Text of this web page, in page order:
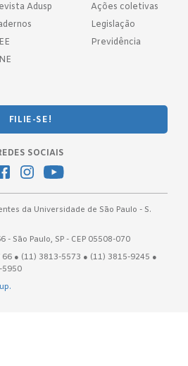
Adusp
Ações coletivas
Legislação
Previdência
FILIE-SE!
SOCIAIS
da Universidade de São Paulo - S.
- São Paulo, SP - CEP 05508-070
● (11) 3813-5573 ● (11) 3815-9245 ●
5950